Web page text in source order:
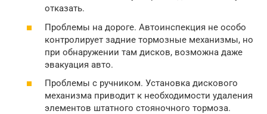
отказать.
Проблемы на дороге. Автоинспекция не особо
контролирует задние тормозные механизмы, но
при обнаружении там дисков, возможна даже
эвакуация авто.
Проблемы с ручником. Установка дискового
механизма приводит к необходимости удаления
элементов штатного стояночного тормоза.